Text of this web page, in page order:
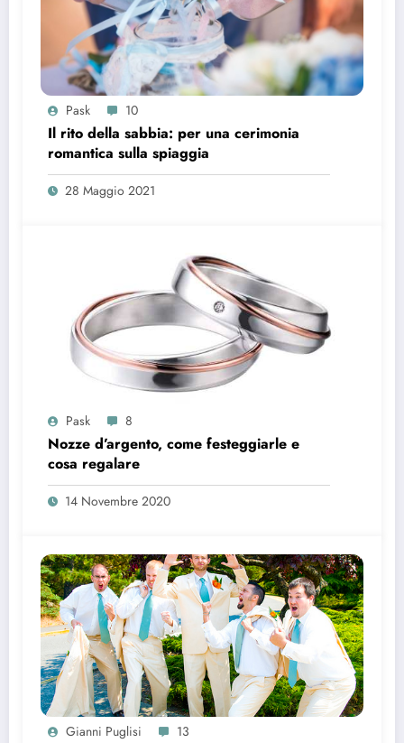
Pask 10
Il rito della sabbia: per una cerimonia
romantica sulla spiaggia
28 Maggio 2021
Pask 8
Nozze d’argento, come festeggiarle e
cosa regalare
14 Novembre 2020
Gianni Puglisi 13